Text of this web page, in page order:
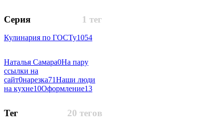
1 тег
Серия
Кулинария по ГОСТу1054
Наталья Самара0На пару
ссылки на
сайт0нарезка71Наши люди
на кухне10Оформление13
20 тегов
Тег